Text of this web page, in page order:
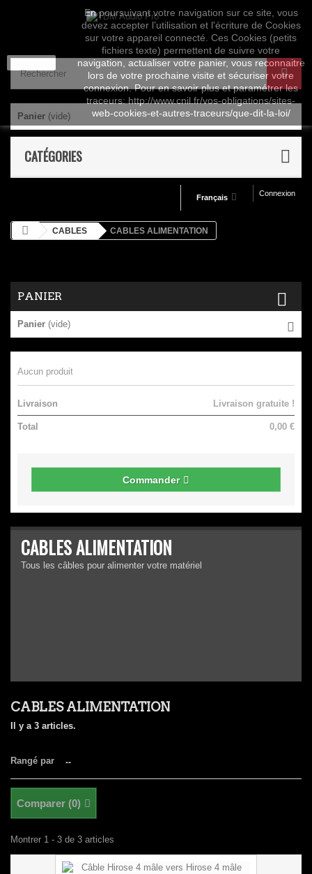
Panier (vide)
CATÉGORIES
Connexion
Français
CABLES CABLES ALIMENTATION
PANIER
Panier (vide)
Aucun produit
Livraison gratuite !
Livraison
0,00 €
Total
Commander
CABLES ALIMENTATION
Tous les câbles pour alimenter votre matériel
CABLES ALIMENTATION
Il y a 3 articles.
Rangé par --
Comparer (0)
Montrer 1 - 3 de 3 articles
En poursuivant votre navigation sur ce site, vous
devez accepter l’utilisation et l'écriture de Cookies
sur votre appareil connecté. Ces Cookies (petits
fichiers texte) permettent de suivre votre
navigation, actualiser votre panier, vous reconnaitre
lors de votre prochaine visite et sécuriser votre
connexion. Pour en savoir plus et paramétrer les
traceurs: http://www.cnil.fr/vos-obligations/sites-
web-cookies-et-autres-traceurs/que-dit-la-loi/